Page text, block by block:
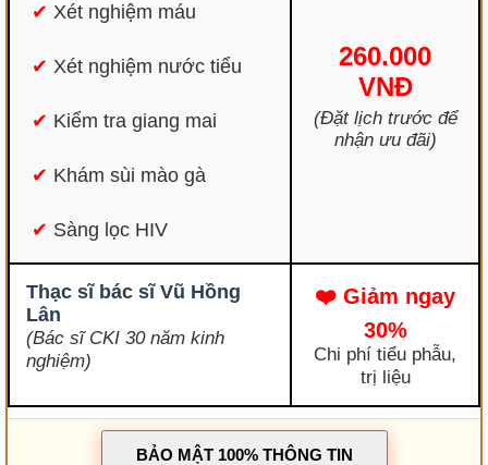
✔ Xét nghiệm máu
✔ Xét nghiệm nước tiểu
✔ Kiểm tra giang mai
✔ Khám sùi mào gà
✔ Sàng lọc HIV
260.000
VNĐ
(Đặt lịch trước để
nhận ưu đãi)
Thạc sĩ bác sĩ Vũ Hồng
Lân
(Bác sĩ CKI 30 năm kinh
nghiệm)
❤️ Giảm ngay
30%
Chi phí tiểu phẫu,
trị liệu
BẢO MẬT 100% THÔNG TIN